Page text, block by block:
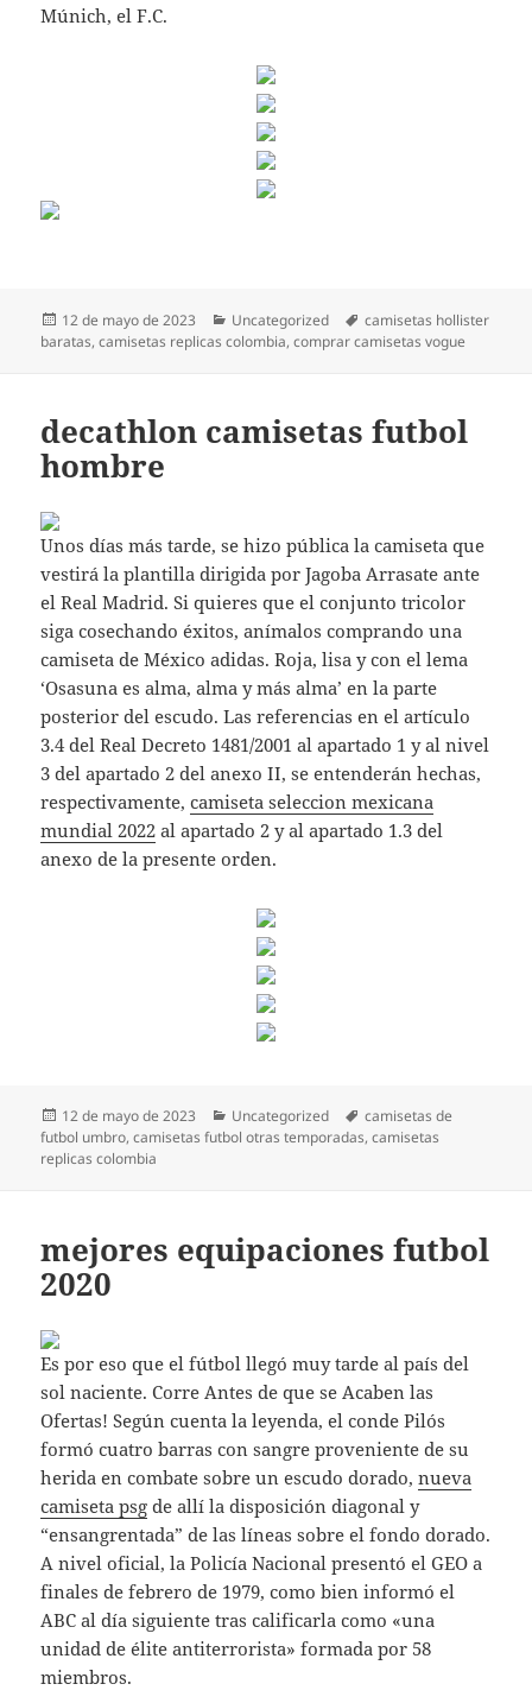
Múnich, el F.C.
Publicado
el
12 de mayo de 2023 Categorías
Uncategorized Etiquetas
camisetas hollister
baratas,camisetas replicas colombia,comprar camisetas vogue
decathlon camisetas futbol
hombre
Unos días más tarde, se hizo pública la camiseta que
vestirá la plantilla dirigida por Jagoba Arrasate ante
el Real Madrid. Si quieres que el conjunto tricolor
siga cosechando éxitos, anímalos comprando una
camiseta de México adidas. Roja, lisa y con el lema
‘Osasuna es alma, alma y más alma’ en la parte
posterior del escudo. Las referencias en el artículo
3.4 del Real Decreto 1481/2001 al apartado 1 y al nivel
3 del apartado 2 del anexo II, se entenderán hechas,
respectivamente,camiseta seleccion mexicana
mundial 2022 al apartado 2 y al apartado 1.3 del
anexo de la presente orden.
Publicado
el
12 de mayo de 2023 Categorías
Uncategorized Etiquetas
camisetas de
futbol umbro,camisetas futbol otras temporadas,camisetas
replicas colombia
mejores equipaciones futbol
2020
Es por eso que el fútbol llegó muy tarde al país del
sol naciente. Corre Antes de que se Acaben las
Ofertas! Según cuenta la leyenda, el conde Pilós
formó cuatro barras con sangre proveniente de su
herida en combate sobre un escudo dorado,nueva
camiseta psg de allí la disposición diagonal y
“ensangrentada” de las líneas sobre el fondo dorado.
A nivel oficial, la Policía Nacional presentó el GEO a
finales de febrero de 1979, como bien informó el
ABC al día siguiente tras calificarla como «una
unidad de élite antiterrorista» formada por 58
miembros.